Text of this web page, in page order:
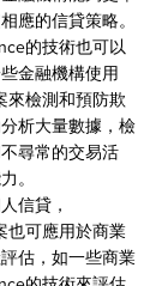
應的信貸策略。
的技術也可以
金融機構使用
來檢測和預防欺
析大量數據，檢
尋常的交易活
。
信貸，
也可應用於商業
估，如一些商業